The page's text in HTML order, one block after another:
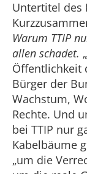
Untertitel des
Warum TTIP
allen schadet.
Öffentlichkeit
Bürger der
Wachstum,
Rechte. Und
bei TTIP nur
Kabelbäume
„um die